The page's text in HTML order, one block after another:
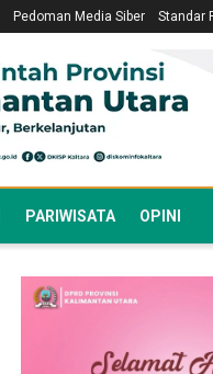
Pedoman Media Siber Standar
PARIWISATA OPINI